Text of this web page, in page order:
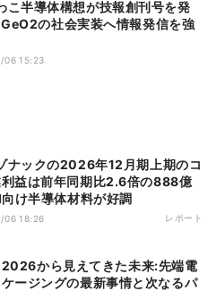
の社会実装へ情報発信を強
06 15:23
利益は前年同期比2.6倍の888億
け半導体材料が好調
06 18:26 レポート
から見えてきた未来:先端電
ージングの最新事情と次なるパ